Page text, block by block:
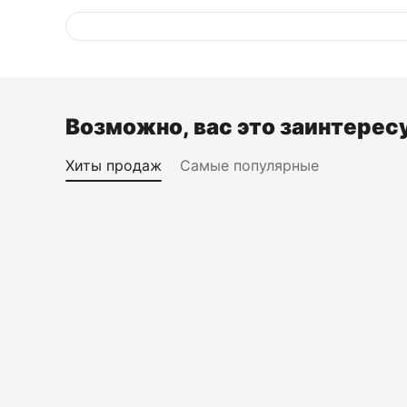
Возможно, вас это
Хиты продаж Самые популярные